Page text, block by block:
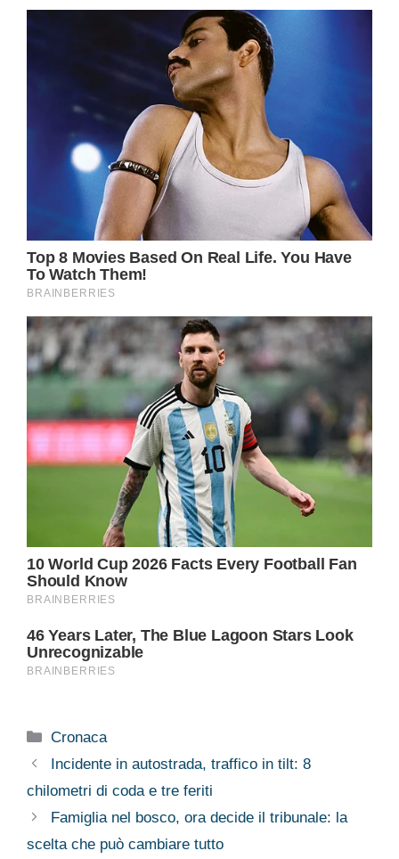
Categorie
Cronaca
Incidente in autostrada, traffico in tilt: 8
chilometri di coda e tre feriti
Famiglia nel bosco, ora decide il tribunale: la
scelta che può cambiare tutto